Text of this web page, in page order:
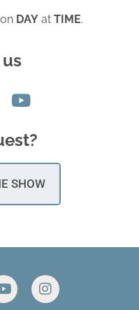
DAY at TIME.
SHOW